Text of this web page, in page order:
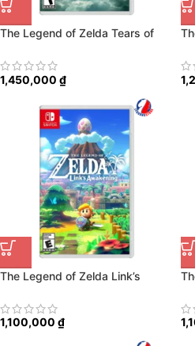
The Legend of Zelda Tears of
1,450,000 ₫
The Legend of Zelda Link’s
1,100,000 ₫